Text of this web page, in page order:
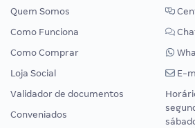
Quem Somos
Como Funciona
Como Comprar
Loja Social
Validador de documentos
Conveniados
E-